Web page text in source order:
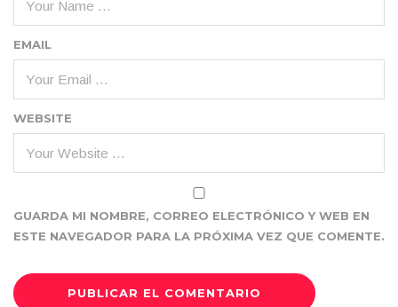
EMAIL
WEBSITE
GUARDA MI NOMBRE, CORREO ELECTRÓNICO Y WEB EN
ESTE NAVEGADOR PARA LA PRÓXIMA VEZ QUE COMENTE.